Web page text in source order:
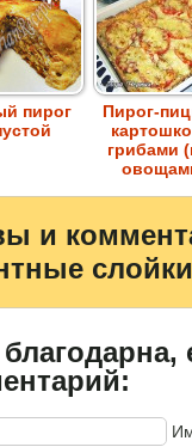
пирог
Пирог-
грибами
и